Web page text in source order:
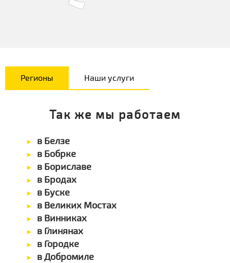
Регионы Наши услуги
Так же мы работаем
в Белзе
в Бобрке
в Бориславе
в Бродах
в Буске
в Великих Мостах
в Винниках
в Глинянах
в Городке
в Добромиле